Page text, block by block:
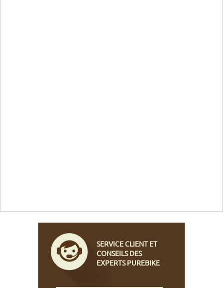
SERVICE CLIENT ET
CONSEILS DES
EXPERTS PUREBIKE